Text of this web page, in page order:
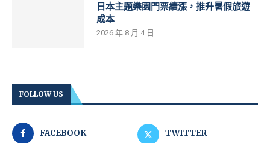
日本主題樂園門票續漲，推升暑假旅遊
成本
2026 年 8 月 4 日
FOLLOW US
FACEBOOK TWITTER